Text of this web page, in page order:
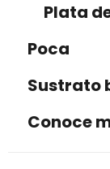
Plata
Poca
Sustrato
Conoce